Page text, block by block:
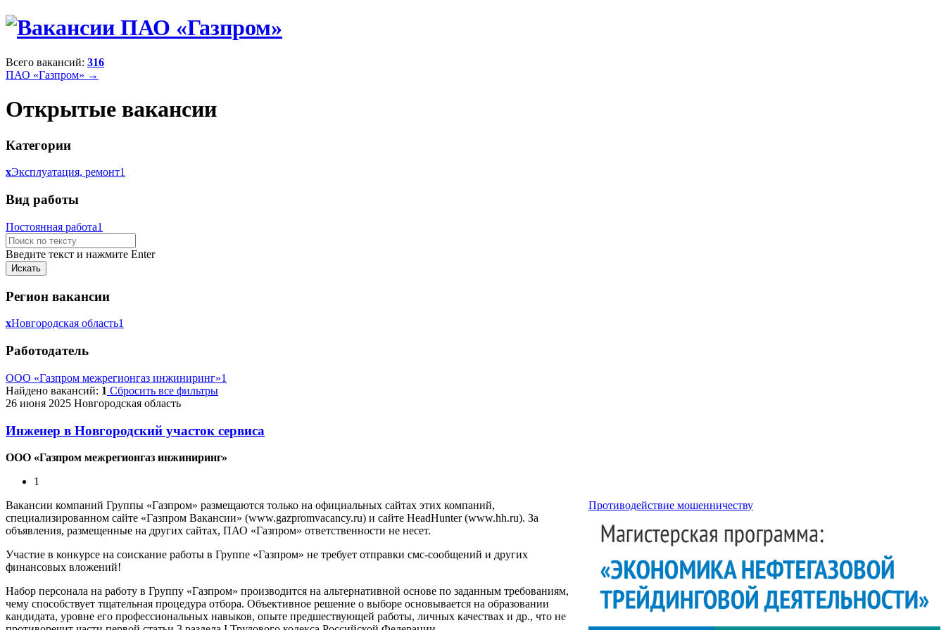
Всего вакансий: 316
ПАО «Газпром» →
Открытые вакансии
Категории
xЭксплуатация, ремонт1
Вид работы
Постоянная работа1
Введите текст и нажмите Enter
Регион вакансии
xНовгородская область1
Работодатель
ООО «Газпром межрегионгаз инжиниринг»1
Найдено вакансий: 1 Сбросить все фильтры
26 июня 2025 Новгородская область
Инженер в Новгородский участок сервиса
ООО «Газпром межрегионгаз инжиниринг»
1
Противодействие мошенничеству
Вакансии компаний Группы «Газпром» размещаются только на официальных сайтах этих компаний,
специализированном сайте «Газпром Вакансии» (www.gazpromvacancy.ru) и сайте HeadHunter (www.hh.ru). За
объявления, размещенные на других сайтах, ПАО «Газпром» ответственности не несет.
Участие в конкурсе на соискание работы в Группе «Газпром» не требует отправки смс-сообщений и других
финансовых вложений!
Набор персонала на работу в Группу «Газпром» производится на альтернативной основе по заданным требованиям,
чему способствует тщательная процедура отбора. Объективное решение о выборе основывается на образовании
кандидата, уровне его профессиональных навыков, опыте предшествующей работы, личных качествах и др., что не